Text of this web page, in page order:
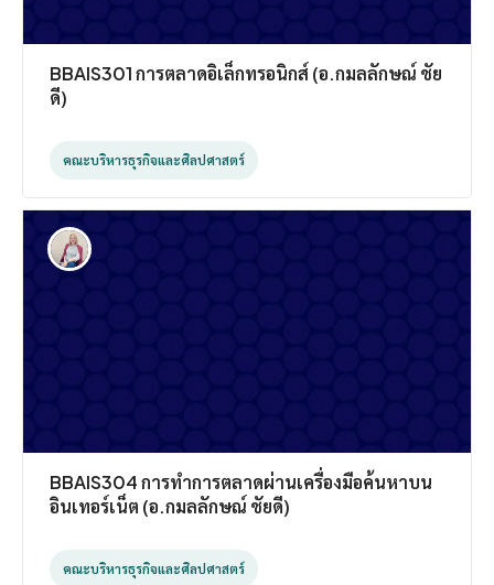
BBAIS301 การตลาดอิเล็กทรอนิกส์ (อ.กมลลักษณ์ ชัย
ดี)
คณะบริหารธุรกิจและศิลปศาสตร์
BBAIS304 การทำการตลาดผ่านเครื่องมือค้นหาบน
อินเทอร์เน็ต (อ.กมลลักษณ์ ชัยดี)
คณะบริหารธุรกิจและศิลปศาสตร์